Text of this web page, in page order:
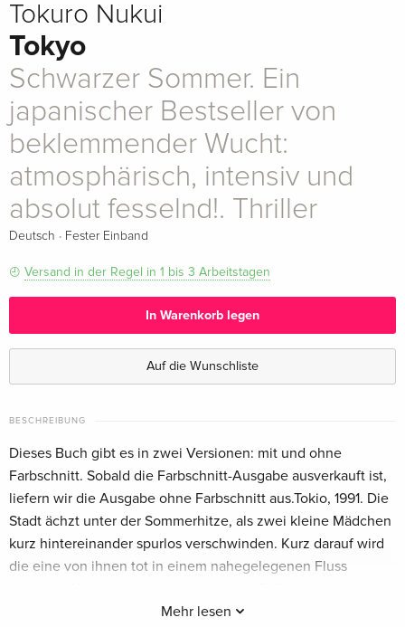
Tokuro Nukui
Tokyo
Schwarzer Sommer. Ein
japanischer Bestseller von
beklemmender Wucht:
atmosphärisch, intensiv und
absolut fesselnd!. Thriller
Deutsch · Fester Einband
Versand in der Regel in 1 bis 3 Arbeitstagen
In Warenkorb legen
Auf die Wunschliste
BESCHREIBUNG
Mehr lesen
Dieses Buch gibt es in zwei Versionen: mit und ohne
Farbschnitt. Sobald die Farbschnitt-Ausgabe ausverkauft ist,
liefern wir die Ausgabe ohne Farbschnitt aus.Tokio, 1991. Die
Stadt ächzt unter der Sommerhitze, als zwei kleine Mädchen
kurz hintereinander spurlos verschwinden. Kurz darauf wird
die eine von ihnen tot in einem nahegelegenen Fluss
düsteren Ritualen einer obskuren Glaubensgemeinschaft